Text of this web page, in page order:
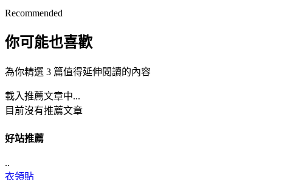
Recommended
你可能也喜歡
為你精選 3 篇值得延伸閱讀的內容
載入推薦文章中...
目前沒有推薦文章
好站推薦
..
衣領貼